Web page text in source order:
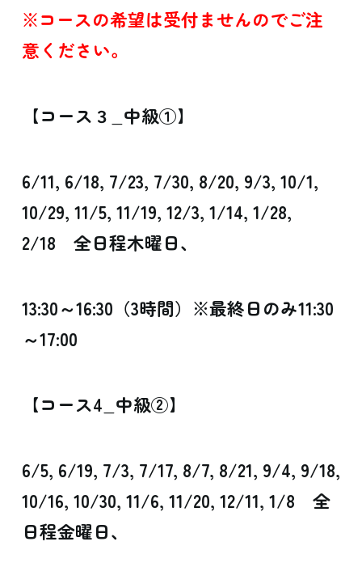
※コースの希望は受付ませんのでご注
意ください。
【コース３_中級①】
6/11, 6/18, 7/23, 7/30, 8/20, 9/3, 10/1,
10/29, 11/5, 11/19, 12/3, 1/14, 1/28,
2/18 全日程木曜日、
13:30～16:30（3時間）※最終日のみ11:30
～17:00
【コース4_中級②】
6/5, 6/19, 7/3, 7/17, 8/7, 8/21, 9/4, 9/18,
10/16, 10/30, 11/6, 11/20, 12/11, 1/8 全
日程金曜日、